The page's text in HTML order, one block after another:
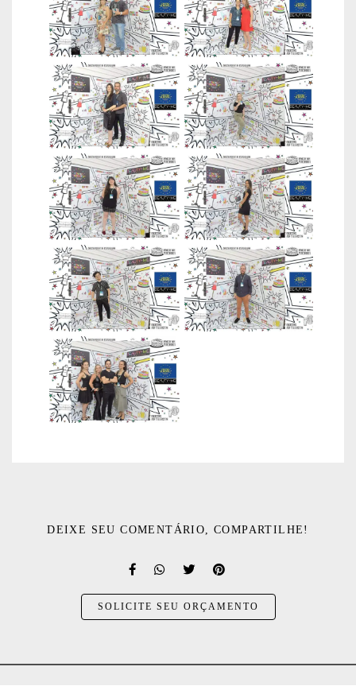
DEIXE SEU COMENTÁRIO, COMPARTILHE!
SOLICITE SEU ORÇAMENTO